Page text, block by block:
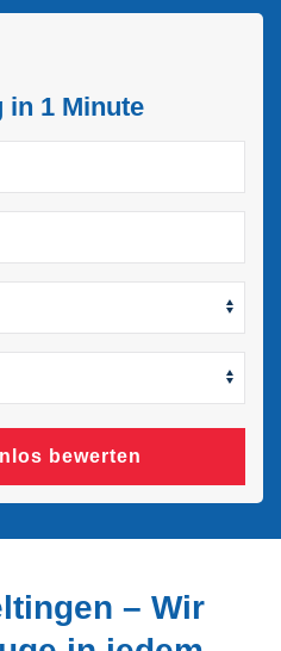
in 1 Minute
bewerten
– Wir